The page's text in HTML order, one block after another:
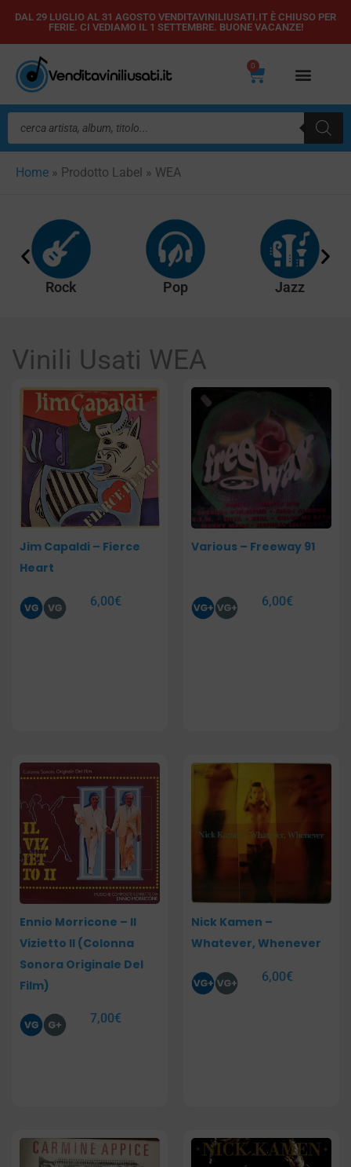
Vai
contenuto
DAL 29 LUGLIO AL 31 AGOSTO VENDITAVINILIUSATI.IT È CHIUSO PER
FERIE. CI VEDIAMO IL 1 SETTEMBRE. BUONE VACANZE!
0
Carrello
Ricerca
prodotti
Home » Prodotto Label » WEA
Rock Pop Jazz
Vinili Usati WEA
Jim Capaldi – Fierce
Heart
6,00€
Various – Freeway 91
6,00€
Ennio Morricone – Il
Vizietto II (Colonna
Sonora Originale Del
Film)
7,00€
Nick Kamen –
Whatever, Whenever
6,00€
PaginaPaginaPagina